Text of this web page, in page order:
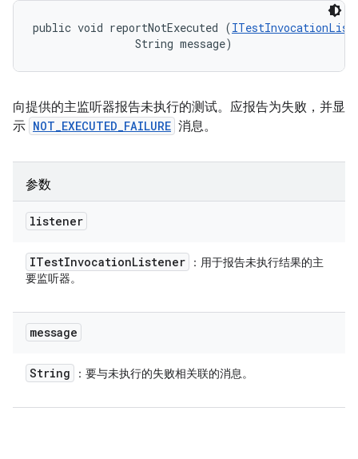
public void reportNotExecuted (
                String message)
向提供的主监听器报告未执行的测试。应报告为失败，并显
示 NOT_EXECUTED_FAILURE 消息。
参数
listener
ITestInvocationListener
：用于报告未执行结果的主
要监听器。
message
String ：要与未执行的失败相关联的消息。